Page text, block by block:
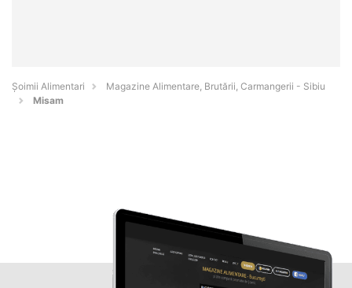
Şoimii Alimentari
Magazine Alimentare, Brutării, Carmangerii - Sibiu
Misam